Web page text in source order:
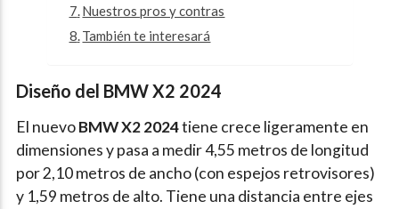
Nuestros pros y contras
También te interesará
Diseño del BMW X2 2024
El nuevoBMW X2 2024tiene crece ligeramente en
dimensiones y pasa a medir 4,55 metros de longitud
por 2,10 metros de ancho (con espejos retrovisores)
y 1,59 metros de alto. Tiene una distancia entre ejes